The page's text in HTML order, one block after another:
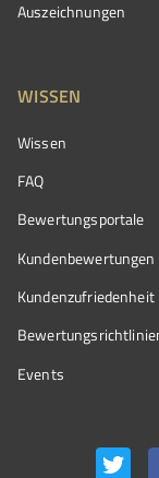
Auszeichnungen
WISSEN
Wissen
FAQ
Bewertungsportale
Kundenbewertungen
Kundenzufriedenheit
Events